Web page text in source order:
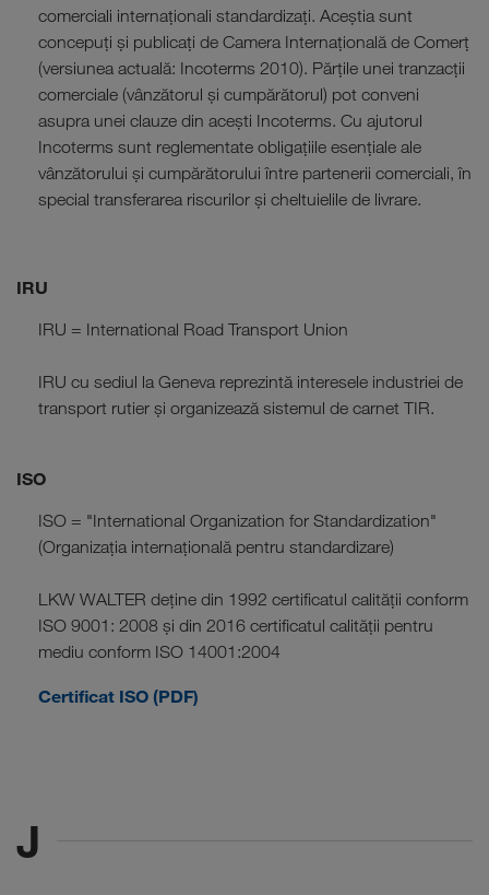
comerciali internaționali standardizați. Aceștia sunt
concepuți și publicați de Camera Internațională de Comerț
(versiunea actuală: Incoterms 2010). Părțile unei tranzacții
comerciale (vânzătorul și cumpărătorul) pot conveni
asupra unei clauze din acești Incoterms. Cu ajutorul
Incoterms sunt reglementate obligațiile esențiale ale
vânzătorului și cumpărătorului între partenerii comerciali, în
special transferarea riscurilor și cheltuielile de livrare.
IRU
IRU = International Road Transport Union
IRU cu sediul la Geneva reprezintă interesele industriei de
transport rutier și organizează sistemul de carnet TIR.
ISO
ISO = "International Organization for Standardization"
(Organizația internațională pentru standardizare)
LKW WALTER deține din 1992 certificatul calității conform
ISO 9001: 2008 și din 2016 certificatul calității pentru
mediu conform ISO 14001:2004
Certificat ISO (PDF)
J